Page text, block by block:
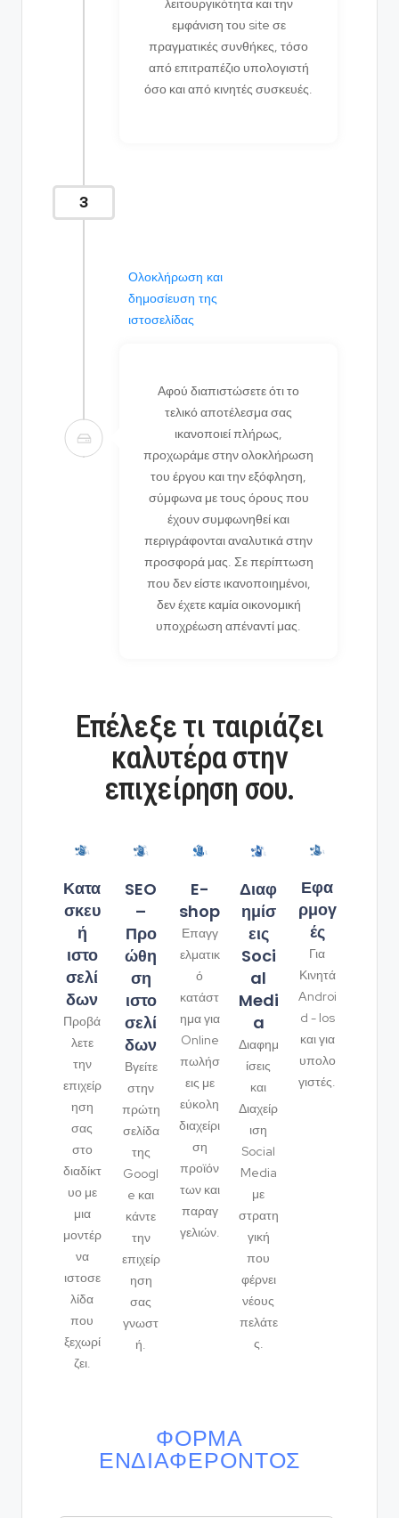
λειτουργικότητα και την
εμφάνιση του site σε
πραγματικές συνθήκες, τόσο
από επιτραπέζιο υπολογιστή
όσο και από κινητές συσκευές.
3
Ολοκλήρωση και
δημοσίευση της
ιστοσελίδας
Αφού διαπιστώσετε ότι το
τελικό αποτέλεσμα σας
ικανοποιεί πλήρως,
προχωράμε στην ολοκλήρωση
του έργου και την εξόφληση,
σύμφωνα με τους όρους που
έχουν συμφωνηθεί και
περιγράφονται αναλυτικά στην
προσφορά μας. Σε περίπτωση
που δεν είστε ικανοποιημένοι,
δεν έχετε καμία οικονομική
υποχρέωση απέναντί μας.
Επέλεξε τι ταιριάζει
καλυτέρα στην
επιχείρηση σου.
Κατα
σκευ
ή
ιστο
σελί
δων
Προβά
λετε
την
επιχείρ
ηση
σας
στο
διαδίκτ
υο με
μια
μοντέρ
να
ιστοσε
λίδα
που
ξεχωρί
ζει.
SEO
–
Προ
ώθη
ση
ιστο
σελί
δων
Βγείτε
στην
πρώτη
σελίδα
της
Googl
e και
κάντε
την
επιχείρ
ηση
σας
γνωστ
ή.
E-
shop
Επαγγ
ελματικ
ό
κατάστ
ημα για
Online
πωλήσ
εις με
εύκολη
διαχείρι
ση
προϊόν
των και
παραγ
γελιών.
Διαφ
ημίσ
εις
Soci
al
Medi
a
Διαφημ
ίσεις
και
Διαχείρ
ιση
Social
Media
με
στρατη
γική
που
φέρνει
νέους
πελάτε
ς.
Εφα
ρμογ
ές
Για
Κινητά
Androi
d - Ios
και για
υπολο
γιστές.
ΦΌΡΜΑ
ΕΝΔΙΑΦΈΡΟΝΤΟΣ